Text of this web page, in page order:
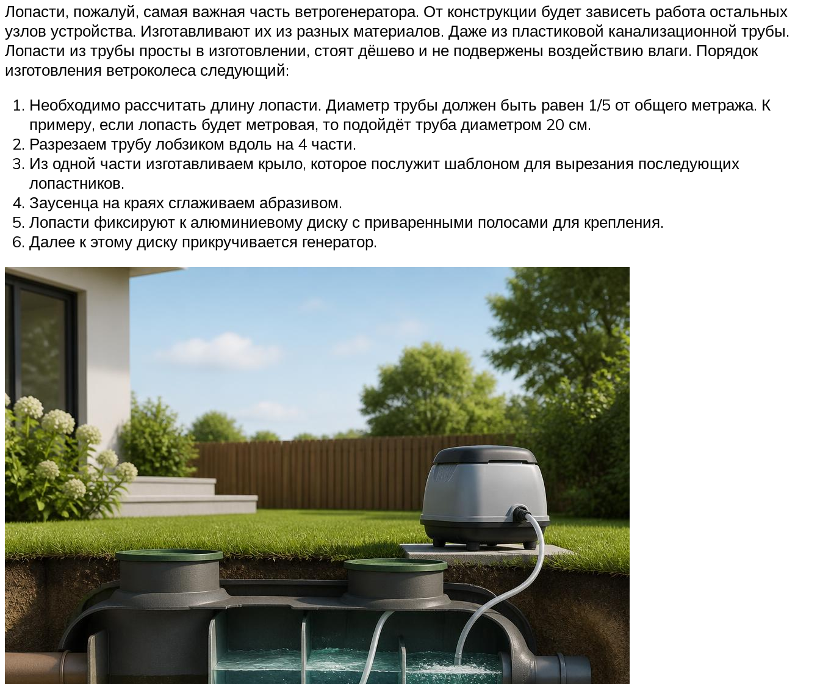
Лопасти, пожалуй, самая важная часть ветрогенератора. От конструкции будет зависеть работа остальных
узлов устройства. Изготавливают их из разных материалов. Даже из пластиковой канализационной трубы.
Лопасти из трубы просты в изготовлении, стоят дёшево и не подвержены воздействию влаги. Порядок
изготовления ветроколеса следующий:
Необходимо рассчитать длину лопасти. Диаметр трубы должен быть равен 1/5 от общего метража. К
примеру, если лопасть будет метровая, то подойдёт труба диаметром 20 см.
Разрезаем трубу лобзиком вдоль на 4 части.
Из одной части изготавливаем крыло, которое послужит шаблоном для вырезания последующих
лопастников.
Заусенца на краях сглаживаем абразивом.
Лопасти фиксируют к алюминиевому диску с приваренными полосами для крепления.
Далее к этому диску прикручивается генератор.